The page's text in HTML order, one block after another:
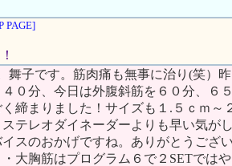
PAGE]
舞子です。筋肉痛も無事に治り(笑）
０分、今日は外腹斜筋を６０分、６
締まりました！サイズも１.５ｃｍ～
テレオダイネーダーよりも早い気が
スのおかげですね。ありがとうござ
大胸筋はプログラム６で２SETでは